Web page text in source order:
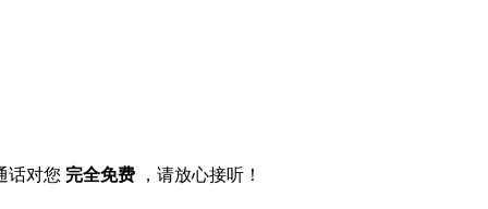
话对您 完全免费 ，请放心接听！